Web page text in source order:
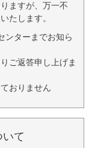
ますが、万一不
たします。
ンターまでお知ら
ご返答申し上げま
おりません
て